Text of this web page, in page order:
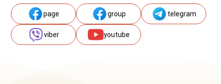
page group telegram
viber youtube